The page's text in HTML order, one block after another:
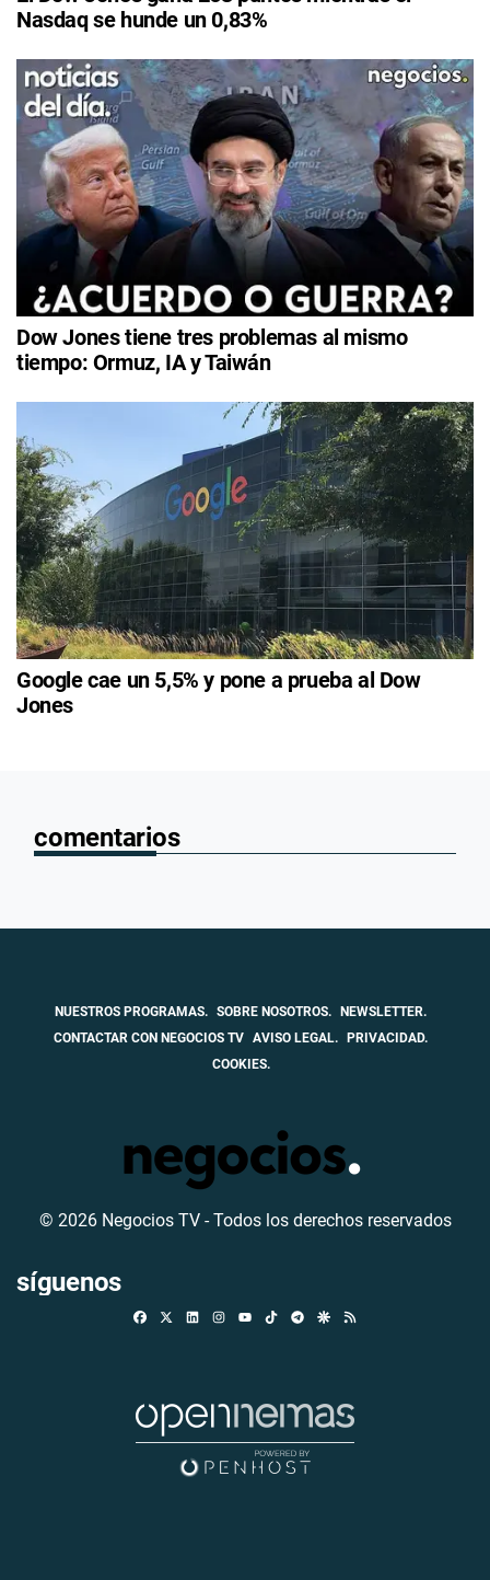
Nasdaq se hunde un 0,83%
Dow Jones tiene tres problemas al mismo
tiempo: Ormuz, IA y Taiwán
Google cae un 5,5% y pone a prueba al Dow
Jones
comentarios
NUESTROS PROGRAMAS. SOBRE NOSOTROS.
NEWSLETTER.
CONTACTAR CON NEGOCIOS TV AVISO LEGAL.
PRIVACIDAD.
COOKIES.
© 2026 Negocios TV - Todos los derechos reservados
síguenos
FacebookLinkedinInstagramTikTokTelegramGoogle Discover